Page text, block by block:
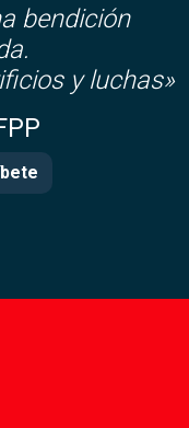
bendición
y luchas»